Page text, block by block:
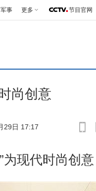
军事 更多 节目官网
尚创意
29日 17:17
为现代时尚创意